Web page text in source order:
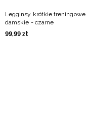
Legginsy krótkie treningowe
damskie - czarne
99,99 zł